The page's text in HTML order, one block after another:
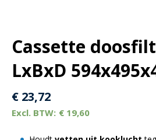
Cassette
LxBxD
€ 23,72
€ 19,60